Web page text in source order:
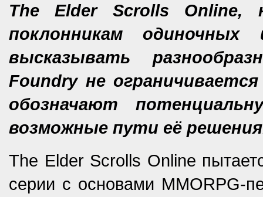
The Elder Scrolls
поклонникам
высказывать
Foundry не
обозначают
возможные пути её
The Elder Scrolls Online
серии с основами MMORPG-